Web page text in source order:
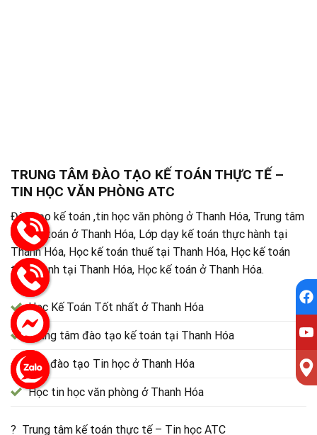
TRUNG TÂM ĐÀO TẠO KẾ TOÁN THỰC TẾ –
TIN HỌC VĂN PHÒNG ATC
Đào tạo kế toán ,tin học văn phòng ở Thanh Hóa, Trung tâm
dạy kế toán ở Thanh Hóa, Lớp dạy kế toán thực hành tại
Thanh Hóa, Học kế toán thuế tại Thanh Hóa, Học kế toán
thực hành tại Thanh Hóa, Học kế toán ở Thanh Hóa.
Học Kế Toán Tốt nhất ở Thanh Hóa
Trung tâm đào tạo kế toán tại Thanh Hóa
Lớp đào tạo Tin học ở Thanh Hóa
Học tin học văn phòng ở Thanh Hóa
? Trung tâm kế toán thực tế – Tin học ATC